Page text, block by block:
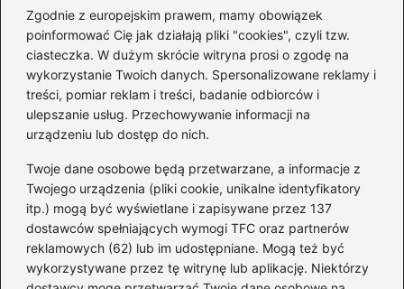
Zgodnie z europejskim prawem, mamy obowiązek
poinformować Cię jak działają pliki "cookies", czyli tzw.
ciasteczka. W dużym skrócie witryna prosi o zgodę na
wykorzystanie Twoich danych. Spersonalizowane reklamy i
treści, pomiar reklam i treści, badanie odbiorców i
ulepszanie usług. Przechowywanie informacji na
urządzeniu lub dostęp do nich.
Twoje dane osobowe będą przetwarzane, a informacje z
Twojego urządzenia (pliki cookie, unikalne identyfikatory
itp.) mogą być wyświetlane i zapisywane przez 137
dostawców spełniających wymogi TFC oraz partnerów
reklamowych (62) lub im udostępniane. Mogą też być
wykorzystywane przez tę witrynę lub aplikację. Niektórzy
Magiczne kulisy życia
autora książki o Kubusiu
Puchatku
Odkryj inne książki autora
„Jaś i Małgosia”, które
musisz przeczytać